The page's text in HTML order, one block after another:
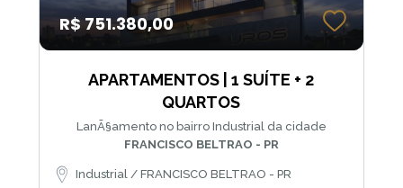
R$ 751.380,00
APARTAMENTOS | 1 SUÍTE + 2
QUARTOS
LanÃ§amento no bairro Industrial da cidade
FRANCISCO BELTRAO - PR
Industrial / FRANCISCO BELTRAO - PR